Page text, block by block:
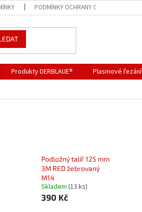
PODMÍNKY OCHRANY OSOBNÍCH ÚDAJŮ
Produkty DERBLAUE® Plasmové řezání
Podložný talíř 125 mm
3M RED žebrovaný
M14
Skladem (13 ks)
390 Kč